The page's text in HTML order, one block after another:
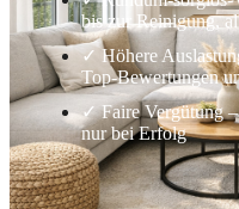
bis zur Reinigung,
✓ Höhere
Top-Bewertungen
✓ Faire Vergütung
nur bei Erfolg